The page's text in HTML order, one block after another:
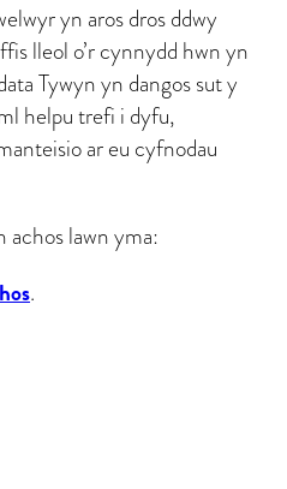
yn aros dros ddwy
lleol o’r cynnydd hwn yn
Tywyn yn dangos sut y
helpu trefi i dyfu,
ar eu cyfnodau
achos lawn yma:
.